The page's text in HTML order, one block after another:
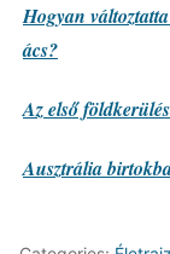
Hogyan
ács?
Az első
Ausztrália